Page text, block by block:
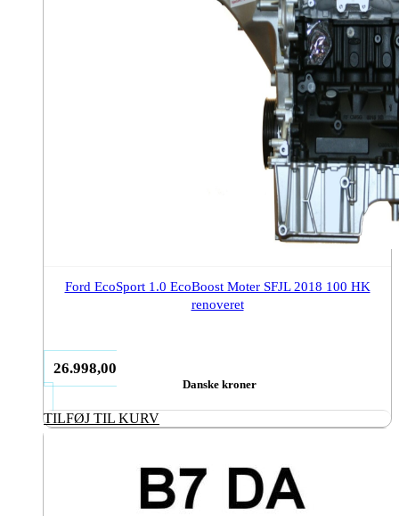
Ford EcoSport 1.0 EcoBoost Moter SFJL 2018 100 HK
renoveret
26.998,00
Danske kroner
TILFØJ TIL KURV